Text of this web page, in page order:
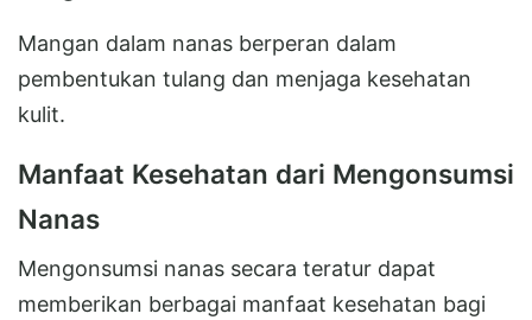
Mangan dalam nanas berperan dalam
pembentukan tulang dan menjaga kesehatan
kulit.
Manfaat Kesehatan dari Mengonsumsi
Nanas
Mengonsumsi nanas secara teratur dapat
memberikan berbagai manfaat kesehatan bagi